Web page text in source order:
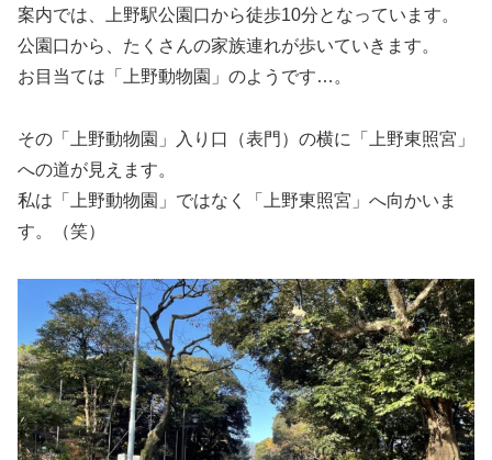
案内では、上野駅公園口から徒歩10分となっています。
公園口から、たくさんの家族連れが歩いていきます。
お目当ては「上野動物園」のようです…。
その「上野動物園」入り口（表門）の横に「上野東照宮」
への道が見えます。
私は「上野動物園」ではなく「上野東照宮」へ向かいま
す。（笑）